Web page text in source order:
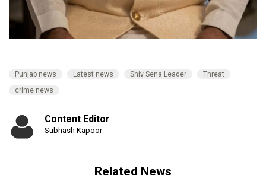
Punjab news Latest news Shiv Sena Leader
Threat
crime news
Content Editor
Subhash Kapoor
Related News